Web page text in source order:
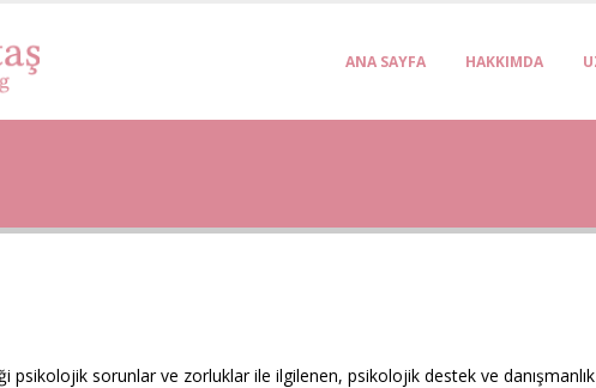
ANA SAYFA HAKKIMDA
psikolojik sorunlar ve zorluklar ile ilgilenen, psikolojik destek ve